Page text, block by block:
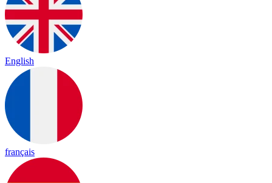
English
français